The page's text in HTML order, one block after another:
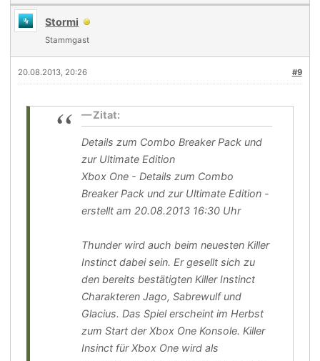
Stormi
Stammgast
#9
20.08.2013, 20:26
Zitat:
Details zum Combo Breaker Pack und
zur Ultimate Edition
Xbox One - Details zum Combo
Breaker Pack und zur Ultimate Edition -
erstellt am 20.08.2013 16:30 Uhr
Thunder wird auch beim neuesten Killer
Instinct dabei sein. Er gesellt sich zu
den bereits bestätigten Killer Instinct
Charakteren Jago, Sabrewulf und
Glacius. Das Spiel erscheint im Herbst
zum Start der Xbox One Konsole. Killer
Insinct für Xbox One wird als